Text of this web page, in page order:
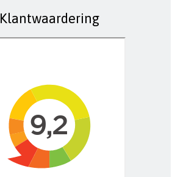
Klantwaardering